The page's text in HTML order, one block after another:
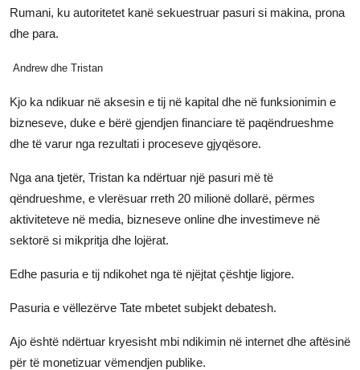
Rumani, ku autoritetet kanë sekuestruar pasuri si makina, prona
dhe para.
Andrew dhe Tristan
Kjo ka ndikuar në aksesin e tij në kapital dhe në funksionimin e
bizneseve, duke e bërë gjendjen financiare të paqëndrueshme
dhe të varur nga rezultati i proceseve gjyqësore.
Nga ana tjetër, Tristan ka ndërtuar një pasuri më të
qëndrueshme, e vlerësuar rreth 20 milionë dollarë, përmes
aktiviteteve në media, bizneseve online dhe investimeve në
sektorë si mikpritja dhe lojërat.
Edhe pasuria e tij ndikohet nga të njëjtat çështje ligjore.
Pasuria e vëllezërve Tate mbetet subjekt debatesh.
Ajo është ndërtuar kryesisht mbi ndikimin në internet dhe aftësinë
për të monetizuar vëmendjen publike.